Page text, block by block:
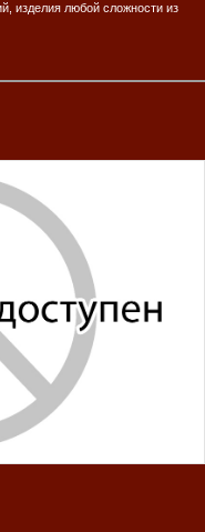
изделия любой сложности из